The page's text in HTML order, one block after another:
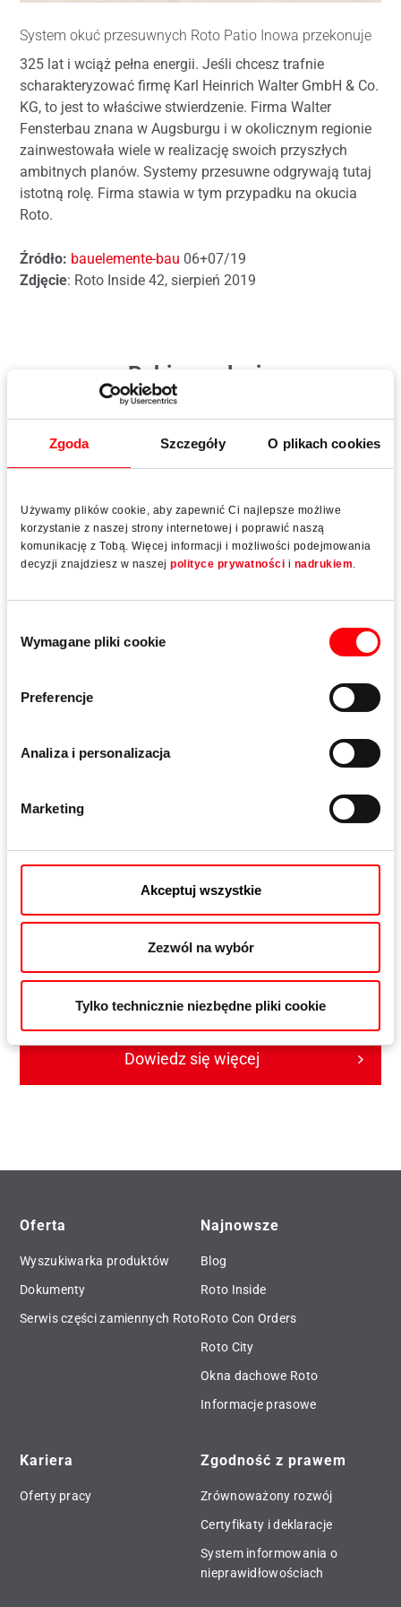
Zgoda Szczegóły O plikach cookies
Używamy plików cookie, aby zapewnić Ci najlepsze możliwe
korzystanie z naszej strony internetowej i poprawić naszą
komunikację z Tobą. Więcej informacji i możliwości podejmowania
decyzji znajdziesz w naszej polityce prywatności i nadrukiem
zgody
Wymagane pliki cookie
Preferencje
Analiza i personalizacja
Marketing
Akceptuj wszystkie
Zezwól na wybór
Tylko technicznie niezbędne pliki cookie
System okuć przesuwnych Roto Patio Inowa przekonuje
325 lat i wciąż pełna energii. Jeśli chcesz trafnie
scharakteryzować firmę Karl Heinrich Walter GmbH & Co.
KG, to jest to właściwe stwierdzenie. Firma Walter
Fensterbau znana w Augsburgu i w okolicznym regionie
zainwestowała wiele w realizację swoich przyszłych
ambitnych planów. Systemy przesuwne odgrywają tutaj
istotną rolę. Firma stawia w tym przypadku na okucia
Roto.
Źródło: bauelemente-bau 06+07/19
Zdjęcie: Roto Inside 42, sierpień 2019
Pobierz relację
Walter Fensterbau
Produkty
Roto Patio Inowa
Inteligentne okucie do systemów przesuwnych o dużej
szczelności
Dowiedz się więcej
Oferta
Wyszukiwarka produktów
Dokumenty
Serwis części zamiennych Roto
Najnowsze
Blog
Roto Inside
Roto Con Orders
Roto City
Okna dachowe Roto
Informacje prasowe
Kariera
Oferty pracy
Zgodność z prawem
Zrównoważony rozwój
Certyfikaty i deklaracje
System informowania o
nieprawidłowościach